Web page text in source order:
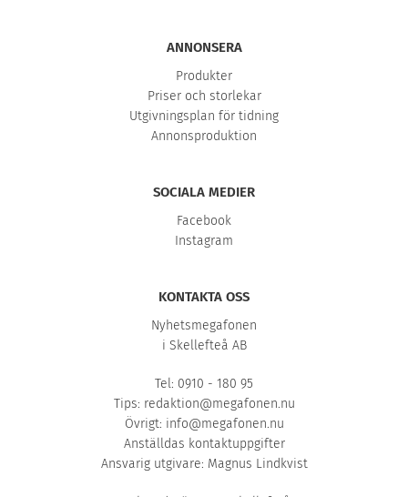
ANNONSERA
Produkter
Priser och storlekar
Utgivningsplan för tidning
Annonsproduktion
SOCIALA MEDIER
Facebook
Instagram
KONTAKTA OSS
Nyhetsmegafonen
i Skellefteå AB
Tel: 0910 - 180 95
Tips: redaktion@megafonen.nu
Övrigt: info@megafonen.nu
Anställdas kontaktuppgifter
Ansvarig utgivare: Magnus Lindkvist